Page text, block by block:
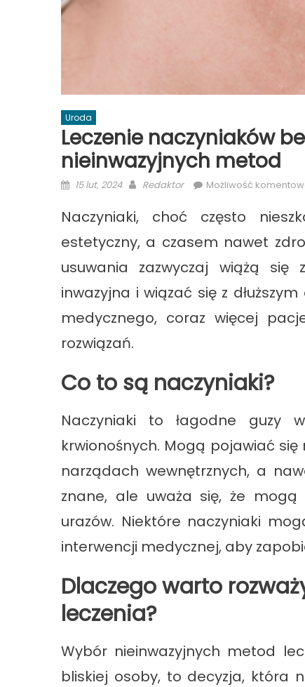
Uroda
Leczenie naczyniaków
nieinwazyjnych metod
Posted
15 lut, 2024 Author
Redaktor Możliwość
Naczyniaki, choć często
estetyczny, a czasem nawet
usuwania zazwyczaj wiążą
inwazyjna i wiązać się z
medycznego, coraz więcej
rozwiązań.
Co to są naczyniaki?
Naczyniaki to łagodne guzy
krwionośnych. Mogą pojawiać się
narządach wewnętrznych, a
znane, ale uważa się, że
urazów. Niektóre naczyniaki
interwencji medycznej, aby
Dlaczego warto
leczenia?
Wybór nieinwazyjnych metod
bliskiej osoby, to decyzja, która